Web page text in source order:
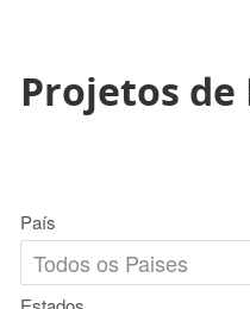
Projetos de
País